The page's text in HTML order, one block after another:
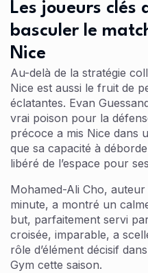
Les joueurs
basculer le
Nice
Au-delà de la stratégie
Nice est aussi le fruit de
éclatantes. Evan
vrai poison pour la
précoce a mis Nice dans
que sa capacité à
libéré de l’espace pour
Mohamed-Ali Cho,
minute, a montré un
but, parfaitement servi
croisée, imparable, a
rôle d’élément décisif
Gym cette saison.